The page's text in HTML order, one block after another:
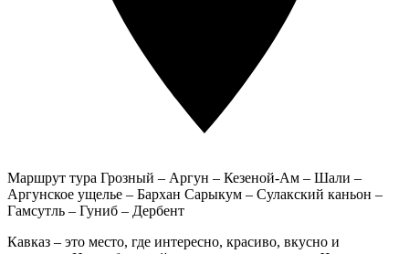
Маршрут тура Грозный – Аргун – Кезеной-Ам – Шали –
Аргунское ущелье – Бархан Сарыкум – Сулакский каньон –
Гамсутль – Гуниб – Дербент
Кавказ – это место, где интересно, красиво, вкусно и